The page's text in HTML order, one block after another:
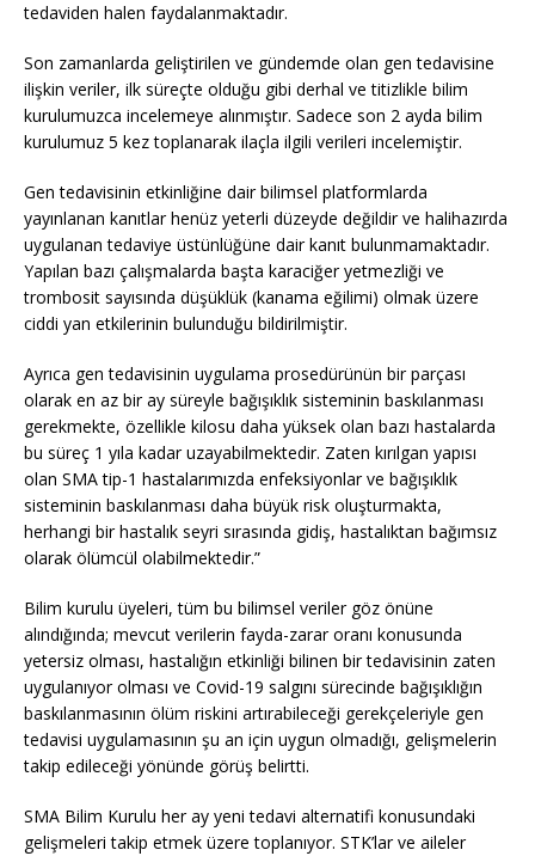
tedaviden halen faydalanmaktadır.
Son zamanlarda geliştirilen ve gündemde olan gen tedavisine
ilişkin veriler, ilk süreçte olduğu gibi derhal ve titizlikle bilim
kurulumuzca incelemeye alınmıştır. Sadece son 2 ayda bilim
kurulumuz 5 kez toplanarak ilaçla ilgili verileri incelemiştir.
Gen tedavisinin etkinliğine dair bilimsel platformlarda
yayınlanan kanıtlar henüz yeterli düzeyde değildir ve halihazırda
uygulanan tedaviye üstünlüğüne dair kanıt bulunmamaktadır.
Yapılan bazı çalışmalarda başta karaciğer yetmezliği ve
trombosit sayısında düşüklük (kanama eğilimi) olmak üzere
ciddi yan etkilerinin bulunduğu bildirilmiştir.
Ayrıca gen tedavisinin uygulama prosedürünün bir parçası
olarak en az bir ay süreyle bağışıklık sisteminin baskılanması
gerekmekte, özellikle kilosu daha yüksek olan bazı hastalarda
bu süreç 1 yıla kadar uzayabilmektedir. Zaten kırılgan yapısı
olan SMA tip-1 hastalarımızda enfeksiyonlar ve bağışıklık
sisteminin baskılanması daha büyük risk oluşturmakta,
herhangi bir hastalık seyri sırasında gidiş, hastalıktan bağımsız
olarak ölümcül olabilmektedir.”
Bilim kurulu üyeleri, tüm bu bilimsel veriler göz önüne
alındığında; mevcut verilerin fayda-zarar oranı konusunda
yetersiz olması, hastalığın etkinliği bilinen bir tedavisinin zaten
uygulanıyor olması ve Covid-19 salgını sürecinde bağışıklığın
baskılanmasının ölüm riskini artırabileceği gerekçeleriyle gen
tedavisi uygulamasının şu an için uygun olmadığı, gelişmelerin
takip edileceği yönünde görüş belirtti.
SMA Bilim Kurulu her ay yeni tedavi alternatifi konusundaki
gelişmeleri takip etmek üzere toplanıyor. STK’lar ve aileler